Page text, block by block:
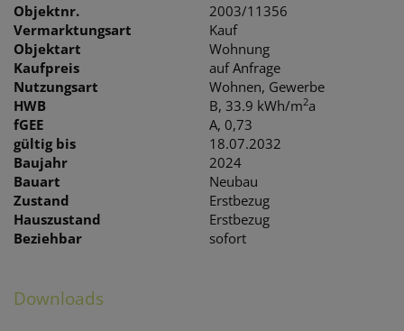
Objektnr.
2003/11356
Vermarktungsart
Kauf
Objektart
Wohnung
Kaufpreis
auf Anfrage
Nutzungsart
Wohnen Gewerbe
HWB
B, 33.9 kWh/m2a
fGEE
A, 0,73
gültig bis
18.07.2032
Baujahr
2024
Bauart
Neubau
Zustand
Erstbezug
Hauszustand
Erstbezug
Beziehbar
sofort
Downloads